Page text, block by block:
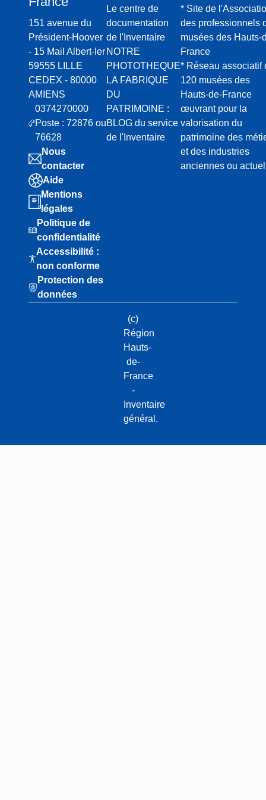
y
d
r
a
u
l
i
q
u
e
s
151 avenue du
Président-Hoover
- 15 Mail Albert-Ier
59555 LILLE
CEDEX - 80000
AMIENS
0374270000
Poste : 72876 ou
76628
Nous
contacter
Aide
Mentions
légales
Politique de
confidentialité
Accessibilité :
non conforme
Protection des
données
Le centre de
documentation
de l'Inventaire
NOTRE
PHOTOTHEQUE
LA FABRIQUE
DU
PATRIMOINE :
BLOG du service
de l'Inventaire
* Site de
des professionnels
musées des Hauts-
France
* Réseau associatif
120 musées des
Hauts-de-France
œuvrant pour la
valorisation du
patrimoine des
et des industries
anciennes ou
(c)
Région
Hauts-
de-
France
-
Inventaire
général.